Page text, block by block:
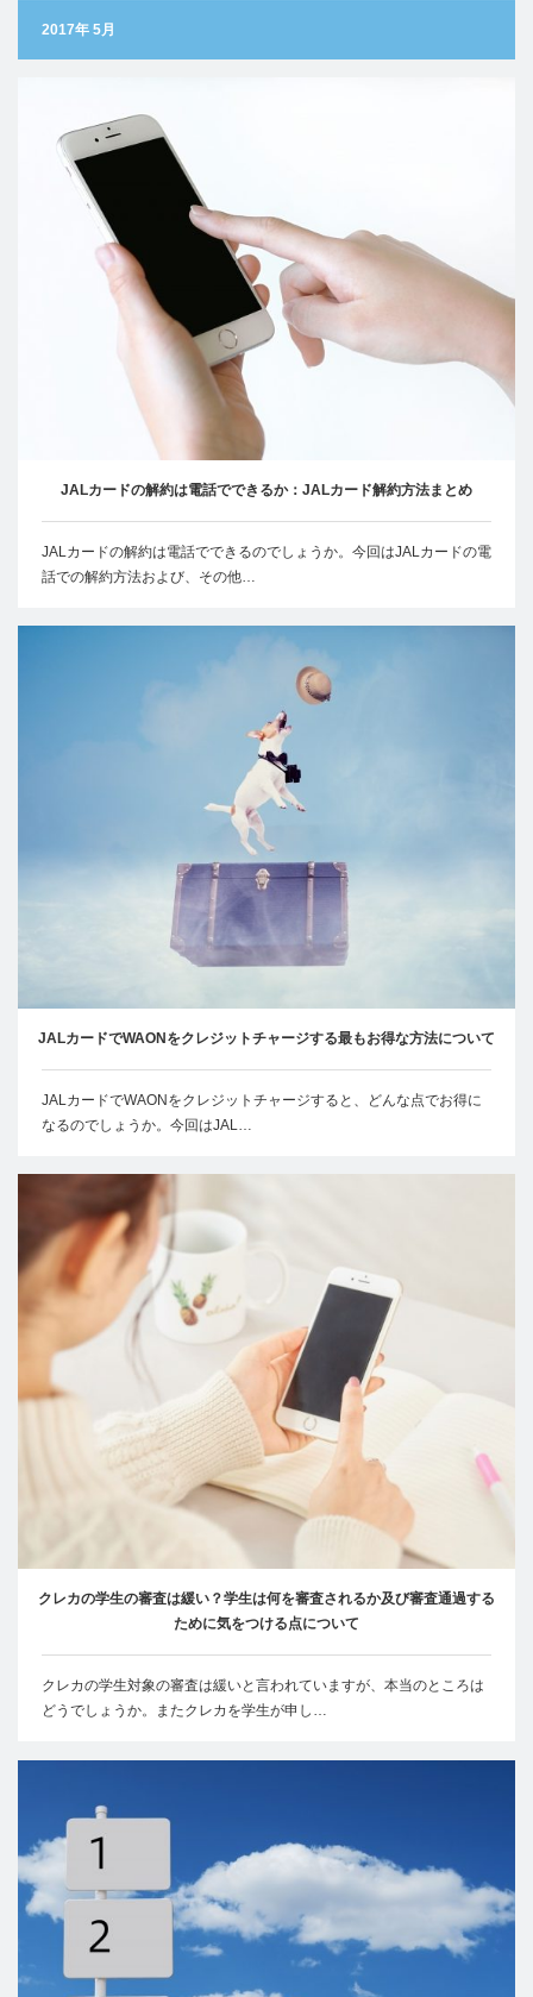
2017年 5月
JALカードの解約は電話でできるか：JALカード解約方法まとめ
JALカードの解約は電話でできるのでしょうか。今回はJALカードの電
話での解約方法および、その他…
JALカードでWAONをクレジットチャージする最もお得な方法について
JALカードでWAONをクレジットチャージすると、どんな点でお得に
なるのでしょうか。今回はJAL…
クレカの学生の審査は緩い？学生は何を審査されるか及び審査通過する
ために気をつける点について
クレカの学生対象の審査は緩いと言われていますが、本当のところは
どうでしょうか。またクレカを学生が申し…